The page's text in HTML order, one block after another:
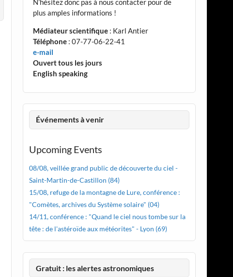
N’hésitez donc pas à nous contacter pour de
plus amples informations !
Médiateur scientifique: Karl Antier
Téléphone: 07-77-06-22-41
e-mail
Ouvert tous les jours
English speaking
Événements à venir
Upcoming Events
08/08, veillée grand public de découverte du ciel -
Saint-Martin-de-Castillon (84)
15/08, refuge de la montagne de Lure, conférence :
"Comètes, archives du Système solaire" (04)
14/11, conférence : "Quand le ciel nous tombe sur la
tête : de l'astéroïde aux météorites" - Lyon (69)
Gratuit : les alertes astronomiques